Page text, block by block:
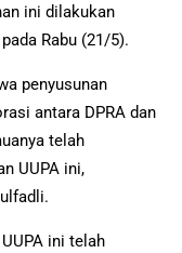
ini dilakukan
Rabu (21/5).
penyusunan
antara DPRA dan
telah
UUPA ini,
ini telah